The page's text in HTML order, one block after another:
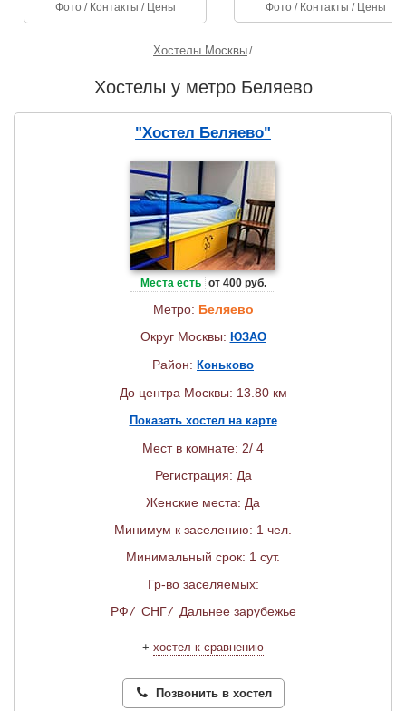
Фото / Контакты / Цены
Фото / Контакты / Цены
Хостелы Москвы
Хостелы у метро Беляево
"Хостел Беляево"
Места есть от 400 руб.
Метро: Беляево
Округ Москвы: ЮЗАО
Район: Коньково
До центра Москвы: 13.80 км
Показать хостел на карте
Мест в комнате: 2/ 4
Регистрация: Да
Женские места: Да
Минимум к заселению: 1 чел.
Минимальный срок: 1 сут.
Гр-во заселяемых:
РФ/ СНГ/ Дальнее зарубежье
+ хостел к сравнению
Позвонить в хостел